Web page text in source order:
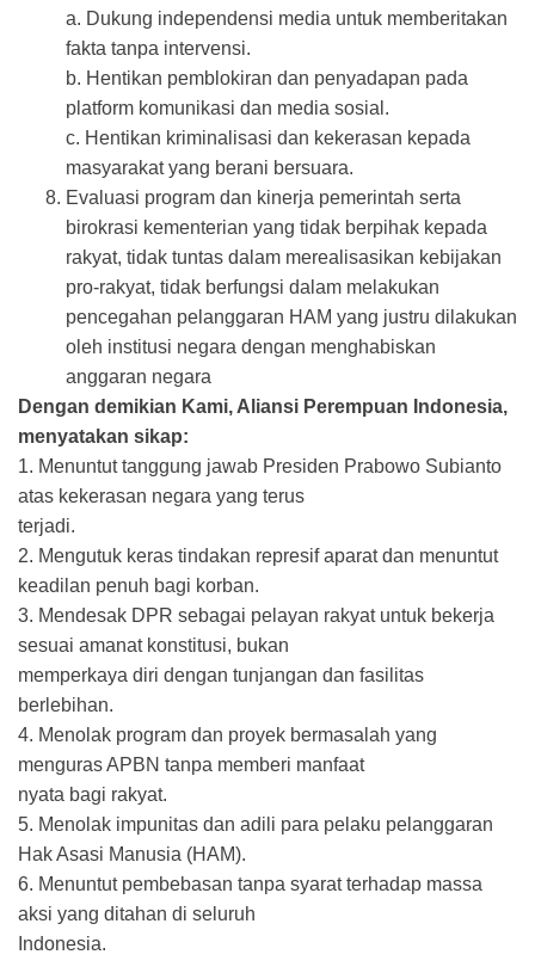
a. Dukung independensi media untuk memberitakan
fakta tanpa intervensi.
b. Hentikan pemblokiran dan penyadapan pada
platform komunikasi dan media sosial.
c. Hentikan kriminalisasi dan kekerasan kepada
masyarakat yang berani bersuara.
Evaluasi program dan kinerja pemerintah serta
birokrasi kementerian yang tidak berpihak kepada
rakyat, tidak tuntas dalam merealisasikan kebijakan
pro-rakyat, tidak berfungsi dalam melakukan
pencegahan pelanggaran HAM yang justru dilakukan
oleh institusi negara dengan menghabiskan
anggaran negara
Dengan demikian Kami, Aliansi Perempuan Indonesia,
menyatakan sikap:
1. Menuntut tanggung jawab Presiden Prabowo Subianto
atas kekerasan negara yang terus
terjadi.
2. Mengutuk keras tindakan represif aparat dan menuntut
keadilan penuh bagi korban.
3. Mendesak DPR sebagai pelayan rakyat untuk bekerja
sesuai amanat konstitusi, bukan
memperkaya diri dengan tunjangan dan fasilitas
berlebihan.
4. Menolak program dan proyek bermasalah yang
menguras APBN tanpa memberi manfaat
nyata bagi rakyat.
5. Menolak impunitas dan adili para pelaku pelanggaran
Hak Asasi Manusia (HAM).
6. Menuntut pembebasan tanpa syarat terhadap massa
aksi yang ditahan di seluruh
Indonesia.